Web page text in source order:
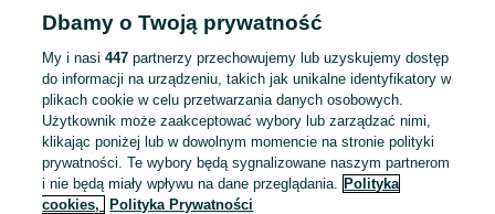
Dbamy o Twoją prywatność
My i nasi447 partnerzy przechowujemy lub uzyskujemy dostęp
do informacji na urządzeniu, takich jak unikalne identyfikatory w
plikach cookie w celu przetwarzania danych osobowych.
Użytkownik może zaakceptować wybory lub zarządzać nimi,
klikając poniżej lub w dowolnym momencie na stronie polityki
prywatności. Te wybory będą sygnalizowane naszym partnerom
i nie będą miały wpływu na dane przeglądania. Polityka
cookies,
Polityka Prywatności